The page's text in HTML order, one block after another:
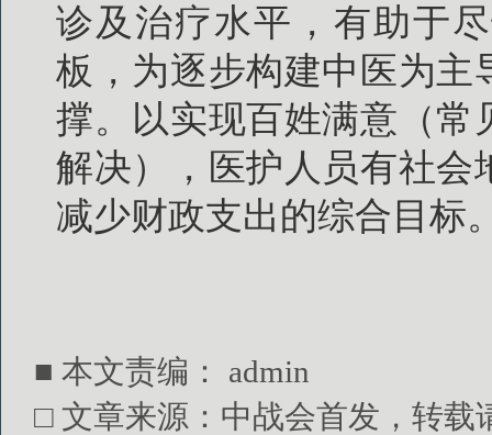
诊及治疗水平，有助于
板，为逐步构建中医为主
撑。以实现百姓满意（常
解决），医护人员有社会
减少财政支出的综合目标
■ 本文责编： admin
□ 文章来源：中战会首发，转载